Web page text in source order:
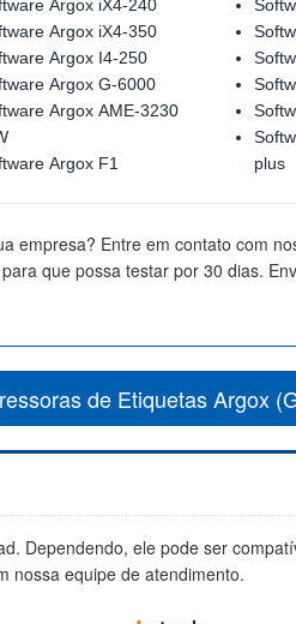
Argox iX4-240
Argox iX4-350
Argox I4-250
Argox G-6000
Argox AME-3230
Argox F1
plus
empresa? Entre em contato com
que possa testar por 30 dias.
de Etiquetas Argox
Dependendo, ele pode ser
nossa equipe de atendimento.